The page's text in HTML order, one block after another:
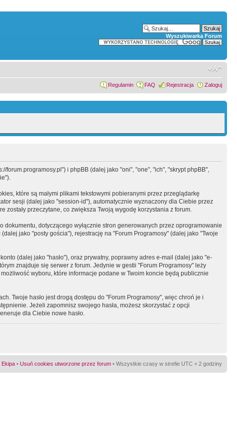
Wyszukiwarka Forum
Regulamin FAQ Rejestracja Zaloguj
forum.programosy.pl") i phpBB (dalej jako "oni", "one", "ich", "skrypt phpBB",
które są małymi plikami tekstowymi pobieranymi przez przeglądarkę
sesji (dalej jako "session-id"), automatycznie wyznaczony dla Ciebie przez
zostały przeczytane, co zwiększa Twoją wygodę korzystania z forum.
dotyczącego wyłącznie stron generowanych przez oprogramowanie
jako "posty gościa"), rejestrację na "Forum Programosy" (dalej jako "Twoje
(dalej jako "hasło"), oraz prywatny, poprawny adres e-mail (dalej jako "e-
znajduje się serwer z forum. Jedynie w gestii "Forum Programosy" leży
wyboru, które informacje podane w Twoim koncie będą publicznie
Twoje hasło jest drogą dostępu do "Forum Programosy", więc chroń je i
Jeżeli zapomnisz swojego hasła, możesz skorzystać z opcji
dla Ciebie nowe hasło.
Ekipa • Usuń cookies utworzone przez forum • Wszystkie czasy w strefie UTC + 2 godziny